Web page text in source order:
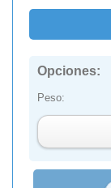
Opciones:
Peso: